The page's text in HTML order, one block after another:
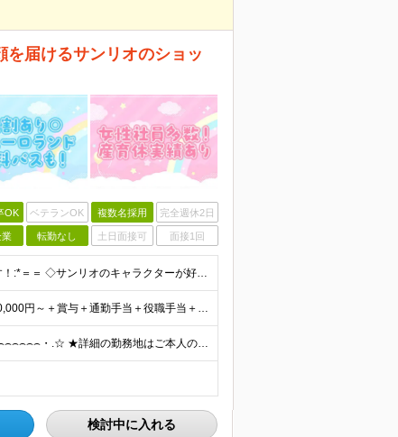
届けるサンリオのショッ
OK ベテランOK 複数名採用 完全週休2日
業 転勤なし 土日面接可 面接1回
■高校卒業以上 ■未経験OK ＝＝*:こんな方を求めています！:*＝＝ ◇サンリオのキャラクターが好きな方 ◇自分のアイデアを店舗づくりに活かしたい方 ◇仕事を通してお客さまを笑顔にしたい方 ◇キャ
初年度想定年収324万円～690万円！ ◆全国一律 月給230,000円～＋賞与＋通勤手当＋役職手当＋時間外手当 《手当充実！》 ＊昇給/年1回 ＊賞与/年2回（7月/12月） ＊通勤手当：交通費
全国各地のサンリオショップで働ける ⌢⌢⌢⌢⌢⌢⌢⌢⌢⌢⌢⌢⌢⌢⌢⌢⌢⌢・.☆ ★詳細の勤務地はご本人の希望と面接を通じて決定いたします。 【募集エリア】 関東・関西（大阪・京都）・中部・九州 ※
検討中に入れる